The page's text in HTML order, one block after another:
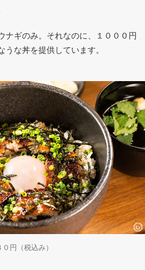
ナギのみ。それなのに、１０００円
うな丼を提供しています。
円（税込み）